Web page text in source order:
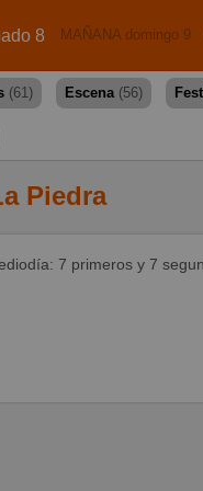
8 MAÑANA domingo 9
(61) Escena (56)
Piedra
7 primeros y 7